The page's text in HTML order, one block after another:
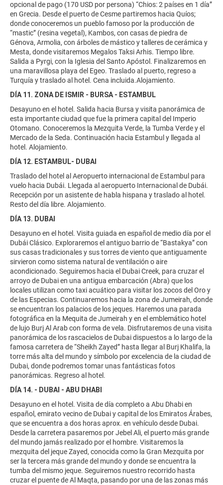
opcional de pago (170 USD por persona) “Chios: 2 países en 1 día”
en Grecia. Desde el puerto de Cesme partiremos hacia Quíos;
donde conoceremos un pueblo famoso por la producción de
“mastic” (resina vegetal), Kambos, con casas de piedra de
Génova, Armolia, con árboles de mástico y talleres de cerámica y
Mesta, donde visitaremos Megalos Taksi Arhis. Tiempo libre.
Salida a Pyrgi, con la Iglesia del Santo Apóstol. Finalizaremos en
una maravillosa playa del Egeo. Traslado al puerto, regreso a
Turquía y traslado al hotel. Cena incluida.Alojamiento.
DÍA 11. ZONA DE ISMIR - BURSA - ESTAMBUL
Desayuno en el hotel. Salida hacia Bursa y visita panorámica de
esta importante ciudad que fue la primera capital del Imperio
Otomano. Conoceremos la Mezquita Verde, la Tumba Verde y el
Mercado de la Seda. Continuación hacia Estambul y llegada al
hotel. Alojamiento.
DÍA 12. ESTAMBUL- DUBAI
Traslado del hotel al Aeropuerto internacional de Estambul para
vuelo hacia Dubái. Llegada al aeropuerto Internacional de Dubái.
Recepción por un asistente de habla hispana y traslado al hotel.
Resto del día libre. Alojamiento.
DÍA 13. DUBAI
Desayuno en el hotel. Visita guiada en español de medio día por el
Dubái Clásico. Exploraremos el antiguo barrio de “Bastakya” con
sus casas tradicionales y sus torres de viento que antiguamente
sirvieron como sistema natural de ventilación o aire
acondicionado. Seguiremos hacia el Dubai Creek, para cruzar el
arroyo de Dubai en una antigua embarcación (Abra) que los
locales utilizan como taxi acuático para visitar los zocos del Oro y
de las Especias. Continuaremos hacia la zona de Jumeirah, donde
se encuentran los palacios de los jeques. Haremos una parada
fotográfica en la Mequita de Jumeirah y en el emblemático hotel
de lujo Burj Al Arab con forma de vela. Disfrutaremos de una visita
panorámica de los rascacielos de Dubai dispuestos a lo largo de la
famosa carretera de “Sheikh Zayed” hasta llegar al Burj Khalifa, la
torre más alta del mundo y símbolo por excelencia de la ciudad de
Dubai, donde podremos tomar unas fantásticas fotos
panorámicas. Regreso al hotel.
DÍA 14. - DUBAI - ABU DHABI
Desayuno en el hotel. Visita de día completo a Abu Dhabi en
español, emirato vecino de Dubai y capital de los Emiratos Árabes,
que se encuentra a dos horas aprox. en vehículo desde Dubai.
Desde la carretera pasaremos por Jebel Ali, el puerto más grande
del mundo jamás realizado por el hombre. Visitaremos la
mezquita del jeque Zayed, conocida como la Gran Mezquita por
ser la tercera más grande del mundo y donde se encuentra la
tumba del mismo jeque. Seguiremos nuestro recorrido hasta
cruzar el puente de Al Maqta, pasando por una de las zonas más